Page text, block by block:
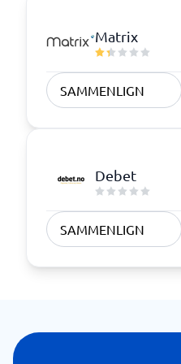
Matrix
SAMMENLIGN
Debet
SAMMENLIGN